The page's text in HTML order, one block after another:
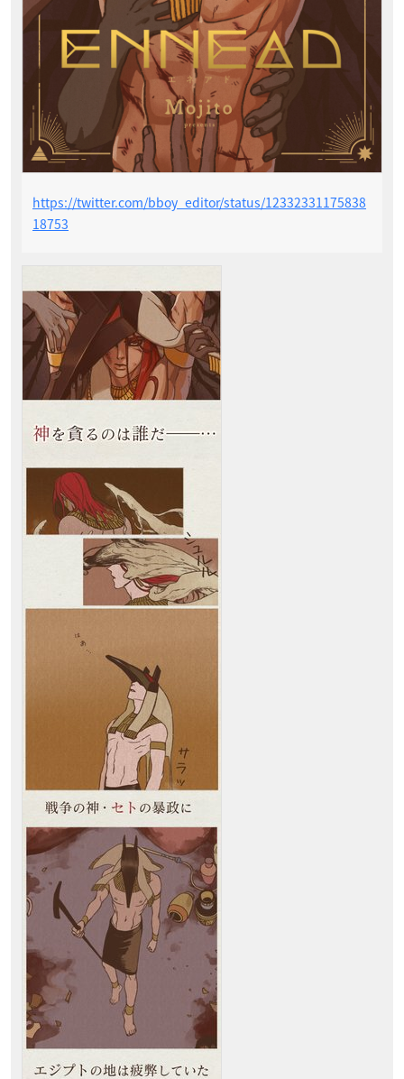
https://twitter.com/bboy_editor/status/12332331175838
18753